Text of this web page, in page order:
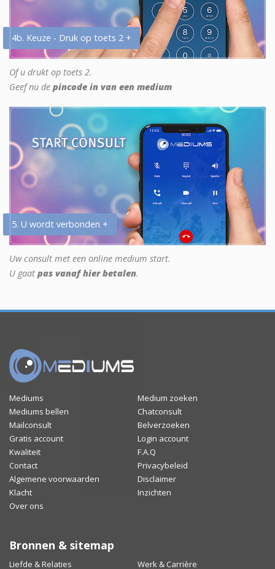
4b. Keuze - Druk op toets 2 +
Of u drukt op toets 2.
Geef nu de pincode in van een medium
5. U wordt verbonden +
Uw consult met een online medium start.
U gaat pas vanaf hier betalen.
Mediums
Medium zoeken
Mediums bellen
Chatconsult
Mailconsult
Belverzoeken
Gratis account
Login account
Kwaliteit
F.A.Q
Contact
Privacybeleid
Algemene voorwaarden
Disclaimer
Klacht
Inzichten
Over ons
Bronnen & sitemap
Liefde & Relaties Werk & Carrière